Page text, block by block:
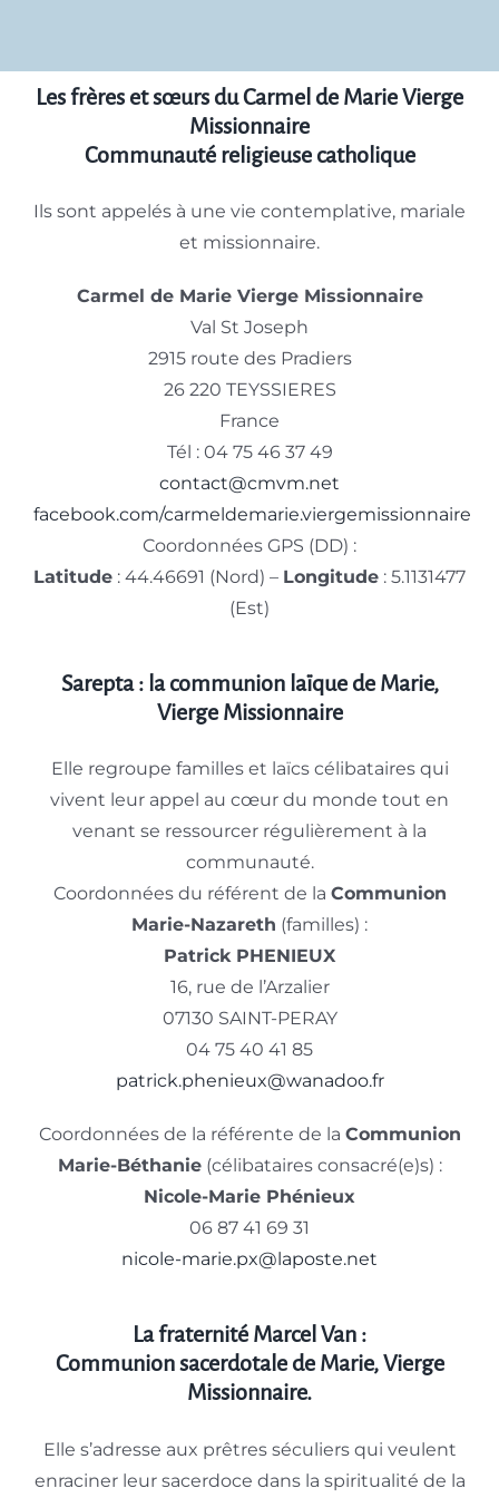
Les frères et sœurs du Carmel de Marie Vierge
Missionnaire
Communauté religieuse catholique
Ils sont appelés à une vie contemplative, mariale
et missionnaire.
Carmel de Marie Vierge Missionnaire
Val St Joseph
2915 route des Pradiers
26 220 TEYSSIERES
France
Tél : 04 75 46 37 49
contact@cmvm.net
facebook.com/carmeldemarie.viergemissionnaire
Coordonnées GPS (DD) :
Latitude : 44.46691 (Nord) – Longitude : 5.1131477
(Est)
Sarepta : la communion laïque de Marie,
Vierge Missionnaire
Elle regroupe familles et laïcs célibataires qui
vivent leur appel au cœur du monde tout en
venant se ressourcer régulièrement à la
communauté.
Coordonnées du référent de la Communion
Marie-Nazareth (familles) :
Patrick PHENIEUX
16, rue de l’Arzalier
07130 SAINT-PERAY
04 75 40 41 85
patrick.phenieux@wanadoo.fr
Coordonnées de la référente de la Communion
Marie-Béthanie(célibataires consacré(e)s) :
Nicole-Marie Phénieux
06 87 41 69 31
nicole-marie.px@laposte.net
La fraternité Marcel Van :
Communion sacerdotale de Marie, Vierge
Missionnaire.
Elle s’adresse aux prêtres séculiers qui veulent
enraciner leur sacerdoce dans la spiritualité de la